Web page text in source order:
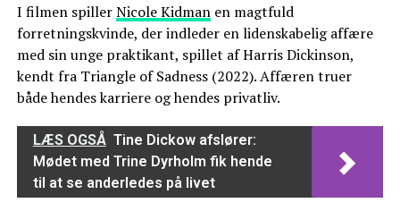
I filmen spillerNicole Kidmanen magtfuld
forretningskvinde, der indleder en lidenskabelig affære
med sin unge praktikant, spillet af Harris Dickinson,
kendt fra Triangle of Sadness (2022). Affæren truer
både hendes karriere og hendes privatliv.
LÆS OGSÅ Tine Dickow afslører:
Mødet med Trine Dyrholm fik hende
til at se anderledes på livet